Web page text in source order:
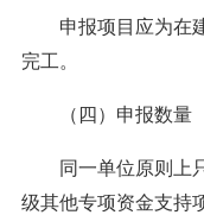
申报项目应为在建
完工。
（四）申报数量
同一单位原则上只
级其他专项资金支持